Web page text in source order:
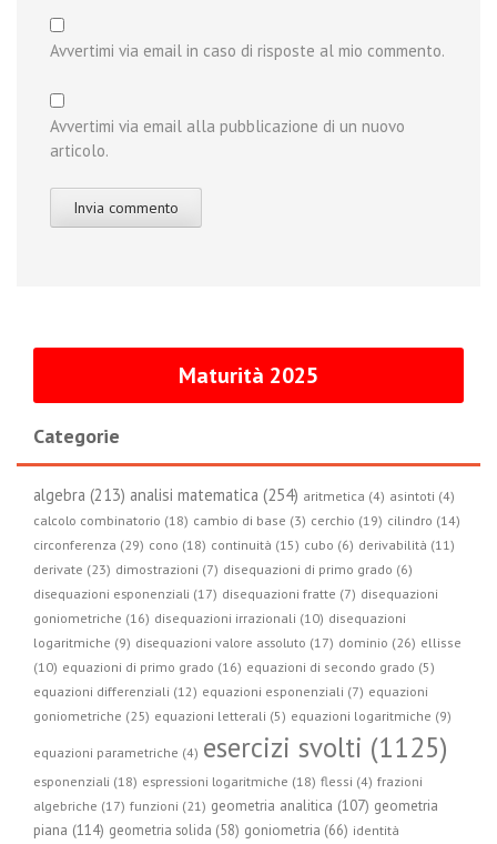
Avvertimi via email in caso di risposte al mio commento.
Avvertimi via email alla pubblicazione di un nuovo
articolo.
Maturità 2025
Categorie
algebra (213) analisi matematica (254) aritmetica (4) asintoti (4)
calcolo combinatorio (18) cambio di base (3) cerchio (19) cilindro (14)
circonferenza (29) cono (18) continuità (15) cubo (6) derivabilità (11)
derivate (23) dimostrazioni (7) disequazioni di primo grado (6)
disequazioni esponenziali (17) disequazioni fratte (7) disequazioni
goniometriche (16) disequazioni irrazionali (10) disequazioni
logaritmiche (9) disequazioni valore assoluto (17) dominio (26) ellisse
(10) equazioni di primo grado (16) equazioni di secondo grado (5)
equazioni differenziali (12) equazioni esponenziali (7) equazioni
goniometriche (25) equazioni letterali (5) equazioni logaritmiche (9)
equazioni parametriche (4) esercizi svolti (1125)
esponenziali (18) espressioni logaritmiche (18) flessi (4) frazioni
algebriche (17) funzioni (21) geometria analitica (107) geometria
piana (114) geometria solida (58) goniometria (66) identità